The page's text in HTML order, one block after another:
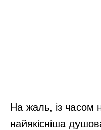
На жаль, із часом
найякісніша